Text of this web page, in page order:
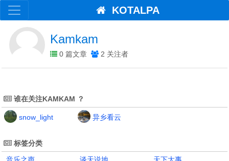
KOTALPA
Kamkam
0 篇文章 2 关注者
谁在关注KAMKAM ？
snow_light 异乡看云
标签分类